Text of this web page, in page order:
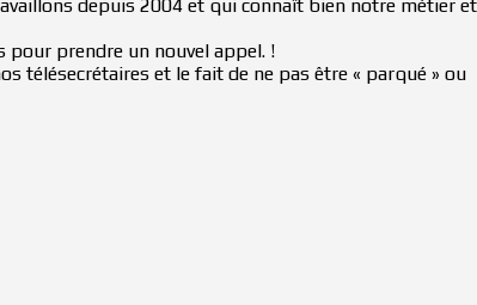
depuis 2004 et qui connaît bien notre métier et
pour prendre un nouvel appel. !
télésecrétaires et le fait de ne pas être « parqué » ou